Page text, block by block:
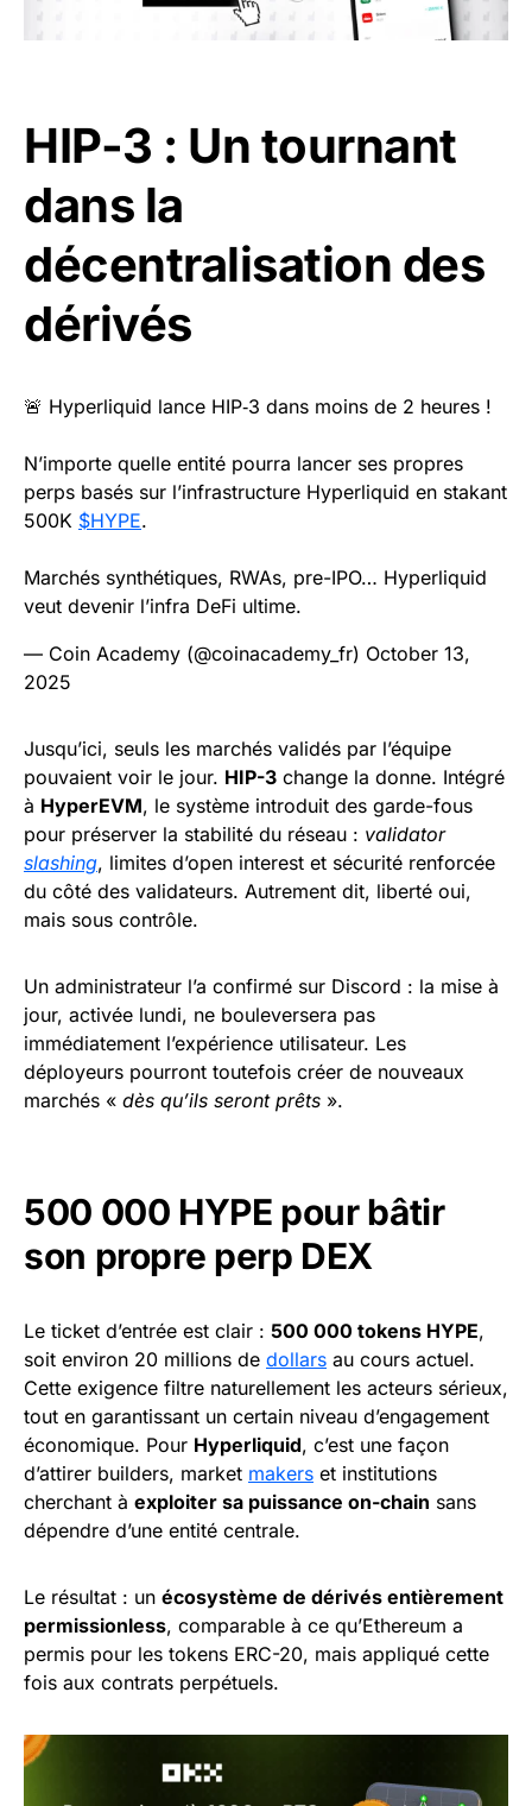
HIP-3 : Un tournant
dans la
décentralisation des
dérivés
🚨 Hyperliquid lance HIP‑3 dans moins de 2 heures !
N’importe quelle entité pourra lancer ses propres
perps basés sur l’infrastructure Hyperliquid en stakant
500K $HYPE.
Marchés synthétiques, RWAs, pre-IPO… Hyperliquid
veut devenir l’infra DeFi ultime.
— Coin Academy (@coinacademy_fr) October 13,
2025
Jusqu’ici, seuls les marchés validés par l’équipe
pouvaient voir le jour. HIP-3 change la donne. Intégré
à HyperEVM, le système introduit des garde-fous
pour préserver la stabilité du réseau : validator
slashing, limites d’open interest et sécurité renforcée
du côté des validateurs. Autrement dit, liberté oui,
mais sous contrôle.
Un administrateur l’a confirmé sur Discord : la mise à
jour, activée lundi, ne bouleversera pas
immédiatement l’expérience utilisateur. Les
déployeurs pourront toutefois créer de nouveaux
marchés « dès qu’ils seront prêts ».
500 000 HYPE pour bâtir
son propre perp DEX
Le ticket d’entrée est clair : 500 000 tokens HYPE,
soit environ 20 millions de dollars au cours actuel.
Cette exigence filtre naturellement les acteurs sérieux,
tout en garantissant un certain niveau d’engagement
économique. Pour Hyperliquid, c’est une façon
d’attirer builders, market makers et institutions
cherchant à exploiter sa puissance on-chain sans
dépendre d’une entité centrale.
Le résultat : un écosystème de dérivés entièrement
permissionless, comparable à ce qu’Ethereum a
permis pour les tokens ERC-20, mais appliqué cette
fois aux contrats perpétuels.